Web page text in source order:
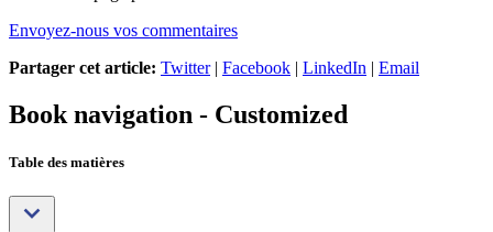
Envoyez-nous vos commentaires
Partager cet article: Twitter| Facebook | LinkedIn | Email
Book navigation - Customized
Table des matières